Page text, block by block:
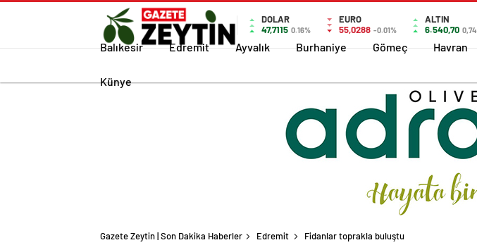
DOLAR
47,7115 0.16%
EURO
55,0288 -0.01%
ALTIN
6.540,70 0,74
Balıkesir Edremit Ayvalık Burhaniye Gömeç Havran
Künye
Gazete Zeytin | Son Dakika Haberler Edremit Fidanlar toprakla buluştu